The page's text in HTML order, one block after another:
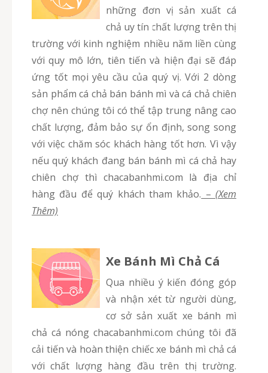
những đơn vị sản xuất cá
chả uy tín chất lượng trên thị
trường với kinh nghiệm nhiều năm liền cùng
với quy mô lớn, tiên tiến và hiện đại sẽ đáp
ứng tốt mọi yêu cầu của quý vị. Với 2 dòng
sản phẩm cá chả bán bánh mì và cá chả chiên
chợ nên chúng tôi có thể tập trung nâng cao
chất lượng, đảm bảo sự ổn định, song song
với việc chăm sóc khách hàng tốt hơn. Vì vậy
nếu quý khách đang bán bánh mì cá chả hay
chiên chợ thì chacabanhmi.com là địa chỉ
hàng đầu để quý khách tham khảo. – (Xem
Thêm)
Xe Bánh Mì Chả Cá
Qua nhiều ý kiến đóng góp
và nhận xét từ người dùng,
cơ sở sản xuất xe bánh mì
chả cá nóng chacabanhmi.com chúng tôi đã
cải tiến và hoàn thiện chiếc xe bánh mì chả cá
với chất lượng hàng đầu trên thị trường.